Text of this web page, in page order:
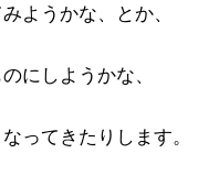
ようかな、とか、
にしようかな、
ってきたりします。